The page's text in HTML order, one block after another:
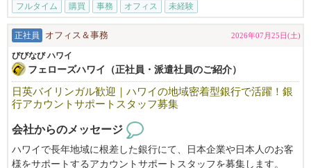
フルタイム
購買 事務 オフィス 未経験
正社員 オフィス＆事務 2026年07月25日(土)
びびなび ハワイ
フェローズハワイ（正社員・派遣社員のご紹介）
日英バイリンガル歓迎｜ハワイの地域密着型銀行で活躍！銀
行アカウントサポートスタッフ募集
会社からのメッセージ
ハワイで長年地域に根差した銀行にて、日本企業や日本人のお客
様をサポートするアカウントサポートスタッフを募集します。